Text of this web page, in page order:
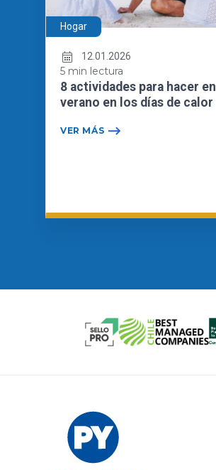
Hogar
12.01.2026
5 min lectura
8 actividades para hacer en
verano en los días de calor
VER MÁS